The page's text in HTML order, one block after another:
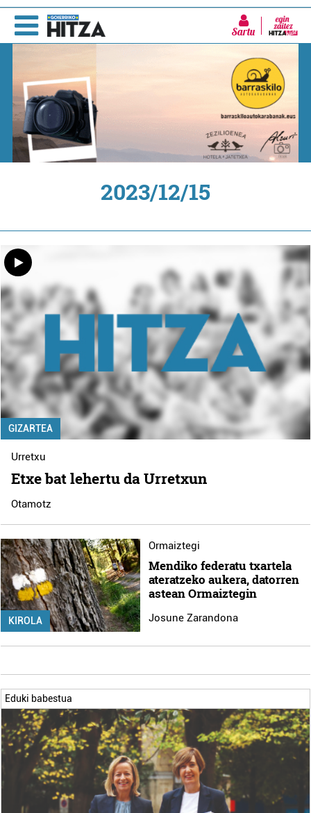
Sartu
2023/12/15
GIZARTEA
Urretxu
Etxe bat lehertu da Urretxun
Otamotz
KIROLA
Ormaiztegi
Mendiko federatu txartela
ateratzeko aukera, datorren
astean Ormaiztegin
Josune Zarandona
Eduki babestua